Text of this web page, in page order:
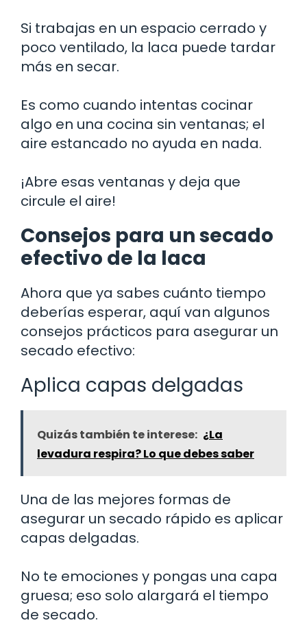
Si trabajas en un espacio cerrado y
poco ventilado, la laca puede tardar
más en secar.
Es como cuando intentas cocinar
algo en una cocina sin ventanas; el
aire estancado no ayuda en nada.
¡Abre esas ventanas y deja que
circule el aire!
Consejos para un secado
efectivo de la laca
Ahora que ya sabes cuánto tiempo
deberías esperar, aquí van algunos
consejos prácticos para asegurar un
secado efectivo:
Aplica capas delgadas
Quizás también te interese: ¿La
levadura respira? Lo que debes saber
Una de las mejores formas de
asegurar un secado rápido es aplicar
capas delgadas.
No te emociones y pongas una capa
gruesa; eso solo alargará el tiempo
de secado.